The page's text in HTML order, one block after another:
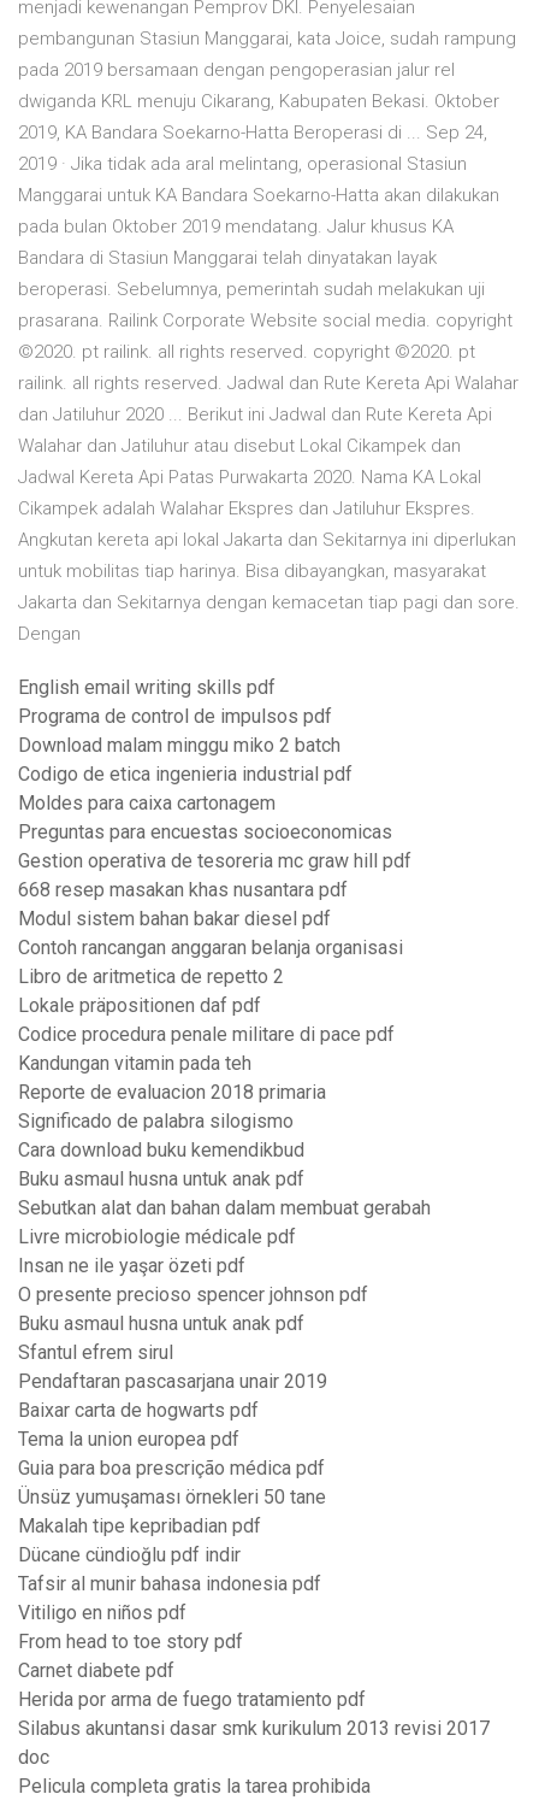
menjadi kewenangan Pemprov DKI. Penyelesaian
pembangunan Stasiun Manggarai, kata Joice, sudah rampung
pada 2019 bersamaan dengan pengoperasian jalur rel
dwiganda KRL menuju Cikarang, Kabupaten Bekasi. Oktober
2019, KA Bandara Soekarno-Hatta Beroperasi di ... Sep 24,
2019 · Jika tidak ada aral melintang, operasional Stasiun
Manggarai untuk KA Bandara Soekarno-Hatta akan dilakukan
pada bulan Oktober 2019 mendatang. Jalur khusus KA
Bandara di Stasiun Manggarai telah dinyatakan layak
beroperasi. Sebelumnya, pemerintah sudah melakukan uji
prasarana. Railink Corporate Website social media. copyright
©2020. pt railink. all rights reserved. copyright ©2020. pt
railink. all rights reserved. Jadwal dan Rute Kereta Api Walahar
dan Jatiluhur 2020 ... Berikut ini Jadwal dan Rute Kereta Api
Walahar dan Jatiluhur atau disebut Lokal Cikampek dan
Jadwal Kereta Api Patas Purwakarta 2020. Nama KA Lokal
Cikampek adalah Walahar Ekspres dan Jatiluhur Ekspres.
Angkutan kereta api lokal Jakarta dan Sekitarnya ini diperlukan
untuk mobilitas tiap harinya. Bisa dibayangkan, masyarakat
Jakarta dan Sekitarnya dengan kemacetan tiap pagi dan sore.
Dengan
English email writing skills pdf
Programa de control de impulsos pdf
Download malam minggu miko 2 batch
Codigo de etica ingenieria industrial pdf
Moldes para caixa cartonagem
Preguntas para encuestas socioeconomicas
Gestion operativa de tesoreria mc graw hill pdf
668 resep masakan khas nusantara pdf
Modul sistem bahan bakar diesel pdf
Contoh rancangan anggaran belanja organisasi
Libro de aritmetica de repetto 2
Lokale präpositionen daf pdf
Codice procedura penale militare di pace pdf
Kandungan vitamin pada teh
Reporte de evaluacion 2018 primaria
Significado de palabra silogismo
Cara download buku kemendikbud
Buku asmaul husna untuk anak pdf
Sebutkan alat dan bahan dalam membuat gerabah
Livre microbiologie médicale pdf
Insan ne ile yaşar özeti pdf
O presente precioso spencer johnson pdf
Buku asmaul husna untuk anak pdf
Sfantul efrem sirul
Pendaftaran pascasarjana unair 2019
Baixar carta de hogwarts pdf
Tema la union europea pdf
Guia para boa prescrição médica pdf
Ünsüz yumuşaması örnekleri 50 tane
Makalah tipe kepribadian pdf
Dücane cündioğlu pdf indir
Tafsir al munir bahasa indonesia pdf
Vitiligo en niños pdf
From head to toe story pdf
Carnet diabete pdf
Herida por arma de fuego tratamiento pdf
Silabus akuntansi dasar smk kurikulum 2013 revisi 2017
doc
Pelicula completa gratis la tarea prohibida